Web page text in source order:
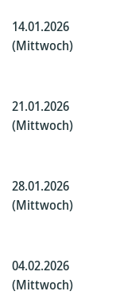
14.01.2026
(Mittwoch)
21.01.2026
(Mittwoch)
28.01.2026
(Mittwoch)
04.02.2026
(Mittwoch)